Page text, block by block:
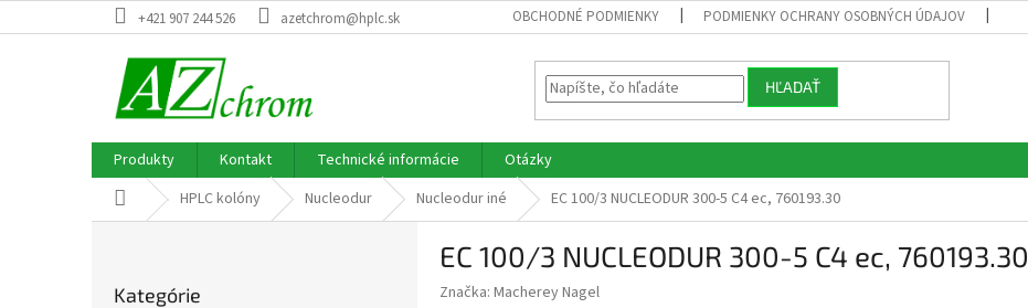
na
+421 907 244 526 azetchrom@hplc.sk OBCHODNÉ PODMIENKY PODMIENKY OCHRANY OSOBNÝCH ÚDAJOV
HĽADAŤ
Produkty Kontakt Technické informácie
Otázky
DomovHPLC kolóny Nucleodur Nucleodur iné EC 100/3 NUCLEODUR 300-5 C4 ec, 760193.30
kategórie
Kategórie
EC 100/3 NUCLEODUR 300-5 C4 ec, 760193.30
Značka: Macherey Nagel